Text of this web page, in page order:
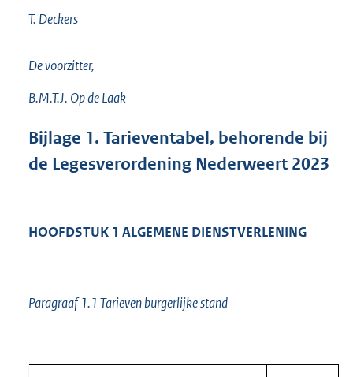
T. Deckers
De voorzitter,
B.M.T.J. Op de Laak
Bijlage 1. Tarieventabel, behorende bij
de Legesverordening Nederweert 2023
HOOFDSTUK 1 ALGEMENE DIENSTVERLENING
Paragraaf 1.1 Tarieven burgerlijke stand